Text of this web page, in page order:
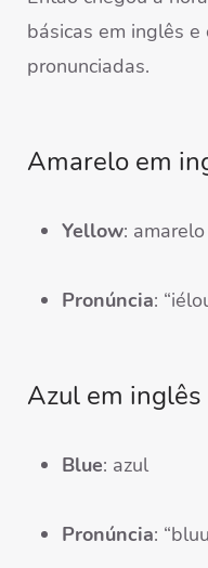
básicas em inglês e
pronunciadas.
Amarelo em
Yellow: amarelo
Pronúncia:
Azul em inglês
Blue: azul
Pronúncia: